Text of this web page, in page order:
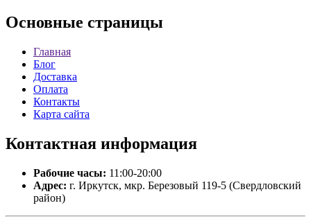
Основные страницы
Главная
Блог
Доставка
Оплата
Контакты
Карта сайта
Контактная информация
Рабочие часы: 11:00-20:00
Адрес: г. Иркутск, мкр. Березовый 119-5 (Свердловский
район)